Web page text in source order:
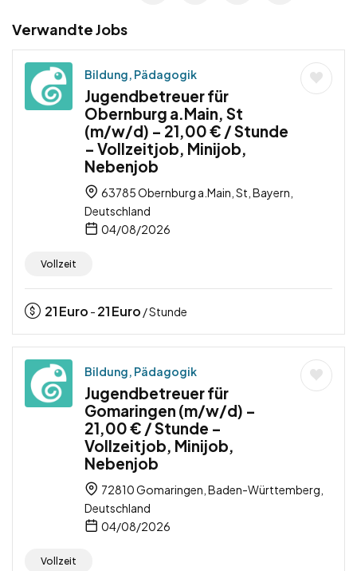
Verwandte Jobs
Bildung, Pädagogik
Jugendbetreuer für
Obernburg a.Main, St
(m/w/d) – 21,00 € / Stunde
– Vollzeitjob, Minijob,
Nebenjob
63785 Obernburg a.Main, St, Bayern,
Deutschland
04/08/2026
Vollzeit
21Euro - 21Euro / Stunde
Bildung, Pädagogik
Jugendbetreuer für
Gomaringen (m/w/d) –
21,00 € / Stunde –
Vollzeitjob, Minijob,
Nebenjob
72810 Gomaringen, Baden-Württemberg,
Deutschland
04/08/2026
Vollzeit